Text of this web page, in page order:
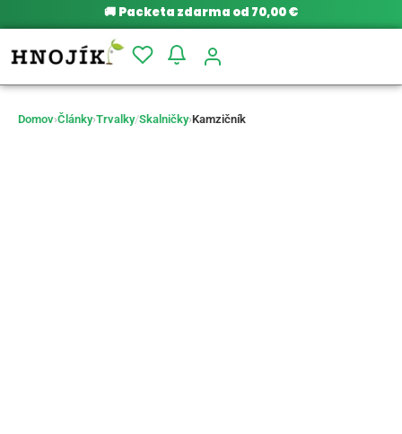
🚚 Packeta zdarma od 70,00 €
Domov›Články›Trvalky/Skalničky›Kamzičník